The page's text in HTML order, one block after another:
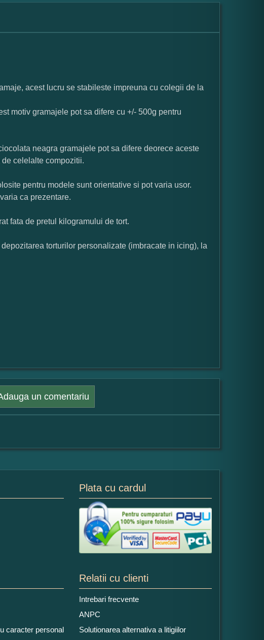
acest lucru se stabileste impreuna cu colegii de la
motiv gramajele pot sa difere cu +/- 500g pentru
neagra gramajele pot sa difere deorece aceste
celelalte compozitii.
pentru modele sunt orientative si pot varia usor.
ca prezentare.
fata de pretul kilogramului de tort.
torturilor personalizate (imbracate in icing), la
un comentariu
Plata cu cardul
caracter personal
Relatii cu clienti
Intrebari frecvente
ANPC
Solutionarea alternativa a litigiilor